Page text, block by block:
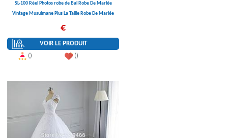
SL-100 Réel Photos robe de Bal Robe De Mariée
Vintage Musulmane Plus La Taille Robe De Mariée
€
VOIR LE PRODUIT
()
()